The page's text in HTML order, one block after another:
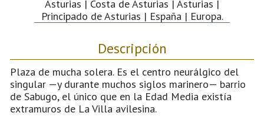
Asturias | Costa de Asturias | Asturias |
Principado de Asturias | España | Europa.
Descripción
Plaza de mucha solera. Es el centro neurálgico del
singular —y durante muchos siglos marinero— barrio
de Sabugo, el único que en la Edad Media existía
extramuros de La Villa avilesina.